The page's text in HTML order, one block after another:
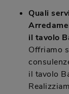
Quali
il tavolo
Offriamo
il tavolo